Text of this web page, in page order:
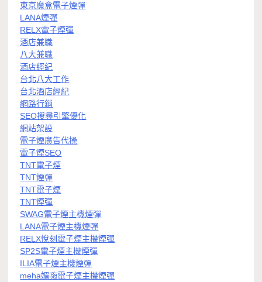
東京魔盒電子煙彈
LANA煙彈
RELX電子煙彈
酒店兼職
八大兼職
酒店經紀
台北八大工作
台北酒店經紀
網路行銷
SEO搜尋引擎優化
網站架設
電子煙廣告代操
電子煙SEO
TNT電子煙
TNT煙彈
TNT電子煙
TNT煙彈
SWAG電子煙主機煙彈
LANA電子煙主機煙彈
RELX悅刻電子煙主機煙彈
SP2S電子煙主機煙彈
ILIA電子煙主機煙彈
meha媚嗨電子煙主機煙彈